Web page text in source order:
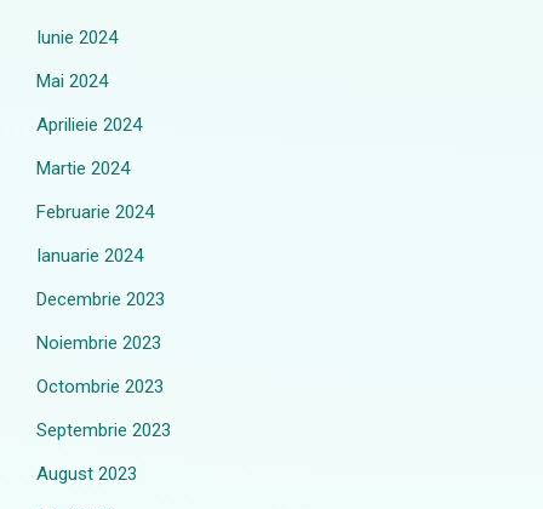
Iunie 2024
Mai 2024
Aprilieie 2024
Martie 2024
Februarie 2024
Ianuarie 2024
Decembrie 2023
Noiembrie 2023
Octombrie 2023
Septembrie 2023
August 2023